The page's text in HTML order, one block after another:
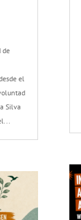
de
el
Silva